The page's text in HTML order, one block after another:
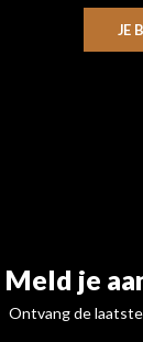
JE
Meld je
Ontvang de